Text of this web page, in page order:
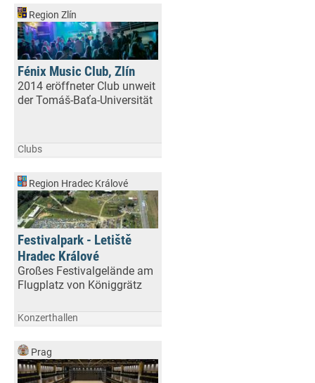
Region Zlín
Fénix Music Club, Zlín
2014 eröffneter Club unweit
der Tomáš-Baťa-Universität
Clubs
Region Hradec Králové
Festivalpark - Letiště
Hradec Králové
Großes Festivalgelände am
Flugplatz von Königgrätz
Konzerthallen
Prag